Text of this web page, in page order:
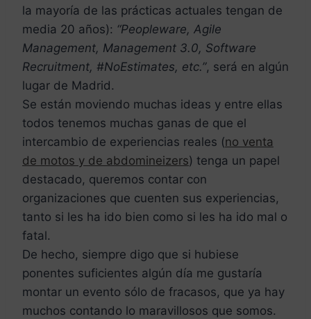
la mayoría de las prácticas actuales tengan de
media 20 años): “Peopleware, Agile
Management, Management 3.0, Software
Recruitment, #NoEstimates, etc.”, será en algún
lugar de Madrid.
Se están moviendo muchas ideas y entre ellas
todos tenemos muchas ganas de que el
intercambio de experiencias reales (no venta
de motos y de abdomineizers) tenga un papel
destacado, queremos contar con
organizaciones que cuenten sus experiencias,
tanto si les ha ido bien como si les ha ido mal o
fatal.
De hecho, siempre digo que si hubiese
ponentes suficientes algún día me gustaría
montar un evento sólo de fracasos, que ya hay
muchos contando lo maravillosos que somos.